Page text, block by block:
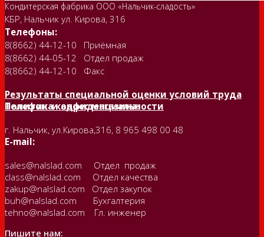
Кондитерская фабрика ООО «Нальчик-сладость»
КБР, Нальчик ул. Кирова, 316
Телефоны:
8(8662) 44-12-10 Приёмная
8(8662) 44-05-12 Отдел продаж
8(8662) 44-12-10 Факс
Результаты специальной оценки условий труда
Политика конфиденциальности
Телефон и адрес магазина:
г. Нальчик, ул.Кирова,316, 8 965 498 00 48
E-mail:
sales@nalslad.com Отдел продаж
class@nalslad.com Отдел качества
zakup@nalslad.com Отдел закупок
buh@nalslad.com Бухгалтерия
tehno@nalslad.com Гл. инженер
Пишите нам: